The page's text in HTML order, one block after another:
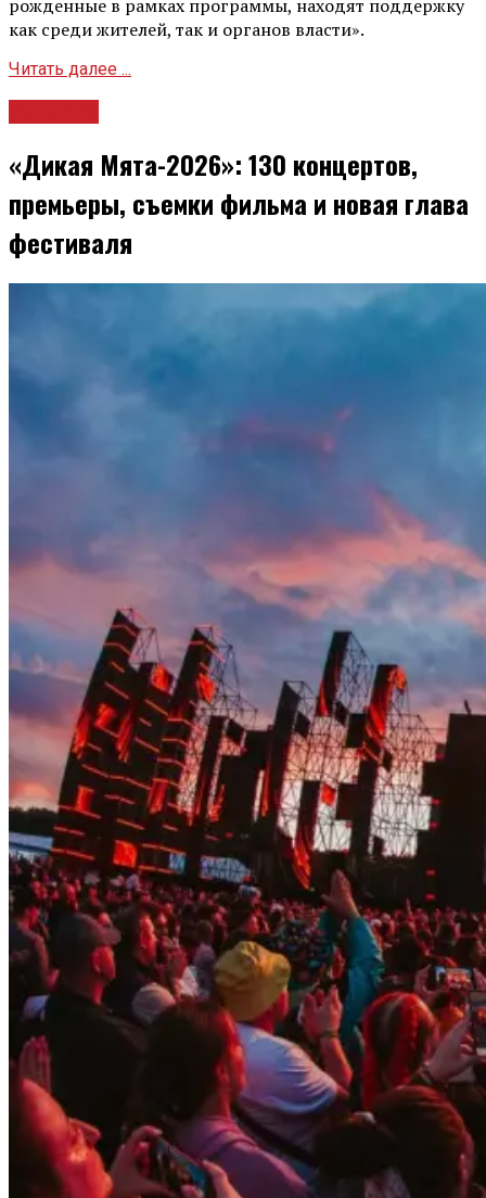
рожденные в рамках программы, находят поддержку
как среди жителей, так и органов власти».
Читать далее ...
«Дикая Мята-2026»: 130 концертов,
премьеры, съемки фильма и новая глава
фестиваля